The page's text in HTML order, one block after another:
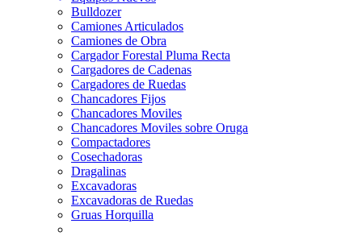
Bulldozer
Camiones Articulados
Camiones de Obra
Cargador Forestal Pluma Recta
Cargadores de Cadenas
Cargadores de Ruedas
Chancadores Fijos
Chancadores Moviles
Chancadores Moviles sobre Oruga
Compactadores
Cosechadoras
Dragalinas
Excavadoras
Excavadoras de Ruedas
Gruas Horquilla